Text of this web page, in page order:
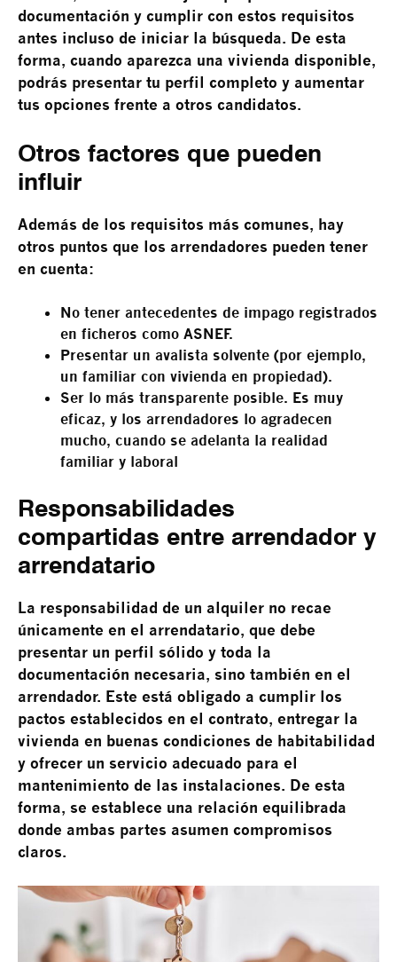
documentación y cumplir con estos requisitos
antes incluso de iniciar la búsqueda. De esta
forma, cuando aparezca una vivienda disponible,
podrás presentar tu perfil completo y aumentar
tus opciones frente a otros candidatos.
Otros factores que pueden
influir
Además de los requisitos más comunes, hay
otros puntos que los arrendadores pueden tener
en cuenta:
No tener antecedentes de impago registrados
en ficheros como ASNEF.
Presentar un avalista solvente (por ejemplo,
un familiar con vivienda en propiedad).
Ser lo más transparente posible. Es muy
eficaz, y los arrendadores lo agradecen
mucho, cuando se adelanta la realidad
familiar y laboral
Responsabilidades
compartidas entre arrendador y
arrendatario
La responsabilidad de un alquiler no recae
únicamente en el arrendatario, que debe
presentar un perfil sólido y toda la
documentación necesaria, sino también en el
arrendador. Este está obligado a cumplir los
pactos establecidos en el contrato, entregar la
vivienda en buenas condiciones de habitabilidad
y ofrecer un servicio adecuado para el
mantenimiento de las instalaciones. De esta
forma, se establece una relación equilibrada
donde ambas partes asumen compromisos
claros.